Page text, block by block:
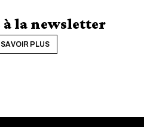
la newsletter
SAVOIR PLUS